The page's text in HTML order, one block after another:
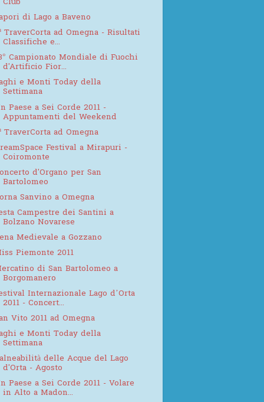
di Lago a Baveno
TraverCorta ad Omegna - Risultati
Classifiche e...
Campionato Mondiale di Fuochi
d'Artificio Fior...
e Monti Today della
Settimana
Paese a Sei Corde 2011 -
Appuntamenti del Weekend
TraverCorta ad Omegna
Festival a Mirapuri -
Coiromonte
d'Organo per San
Bartolomeo
Sanvino a Omegna
Campestre dei Santini a
Bolzano Novarese
Medievale a Gozzano
Piemonte 2011
di San Bartolomeo a
Borgomanero
Internazionale Lago d’Orta
2011 - Concert...
Vito 2011 ad Omegna
e Monti Today della
Settimana
delle Acque del Lago
d'Orta - Agosto
Paese a Sei Corde 2011 - Volare
in Alto a Madon...